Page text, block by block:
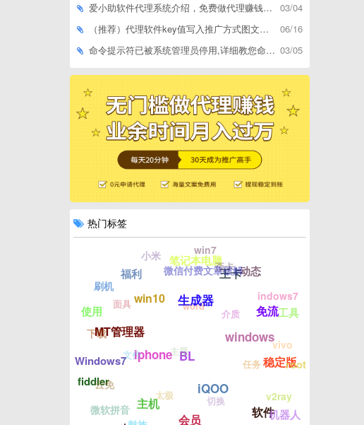
03/04
爱小助软件代理系统介绍，免费做代理赚钱，带你轻松月收入过万
06/16
（推荐）代理软件key值写入推广方式图文教程
03/05
命令提示符已被系统管理员停用,详细教您命令提示符已被系统管理员停用怎么办
热门标签
BL
iphone
主机
会员
iQOO
windows
生成器
win10
MT管理器
fiddler
软件
稳定版
免流
王卡
笔记本电脑
福利
使用
Windows7
微软拼音 机器人
root
工具
动态
win7
小米
刷机
下载
云免
v2ray
vivo
indows7
歪卡
微信付费文章破解
面具
文件
太极 切换
任务
介质
word
主题